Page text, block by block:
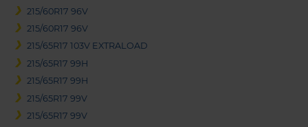
215/60R17 96V
215/60R17 96V
215/65R17 103V EXTRALOAD
215/65R17 99H
215/65R17 99H
215/65R17 99V
215/65R17 99V